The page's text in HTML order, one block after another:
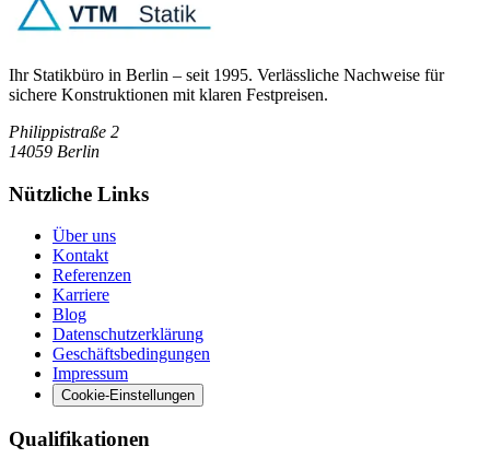
Ihr Statikbüro in Berlin – seit 1995. Verlässliche Nachweise für
sichere Konstruktionen mit klaren Festpreisen.
Philippistraße 2
14059 Berlin
Nützliche Links
Über uns
Kontakt
Referenzen
Karriere
Blog
Datenschutzerklärung
Geschäftsbedingungen
Impressum
Cookie-Einstellungen
Qualifikationen